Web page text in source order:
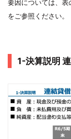
要因については、
をご参照ください。
1-決算説明